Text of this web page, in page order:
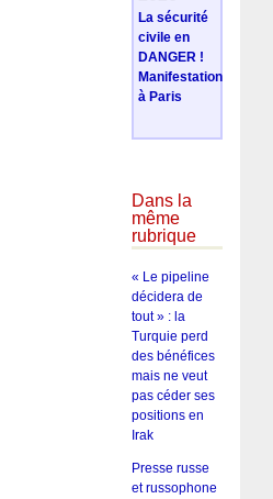
La sécurité
civile en
DANGER !
Manifestation
à Paris
Dans la
même
rubrique
« Le pipeline
décidera de
tout » : la
Turquie perd
des bénéfices
mais ne veut
pas céder ses
positions en
Irak
Presse russe
et russophone